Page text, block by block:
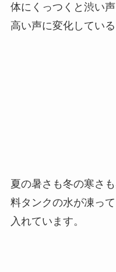
体にくっつくと渋い
高い声に変化してい
夏の暑さも冬の寒さ
料タンクの水が凍っ
入れています。